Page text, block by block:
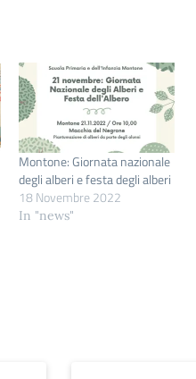
Montone: Giornata nazionale
degli alberi e festa degli alberi
18 Novembre 2022
In "news"